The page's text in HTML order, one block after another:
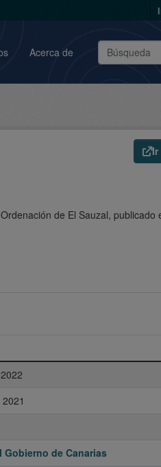
Acerca de
Ir
de El Sauzal, publicado
de Canarias